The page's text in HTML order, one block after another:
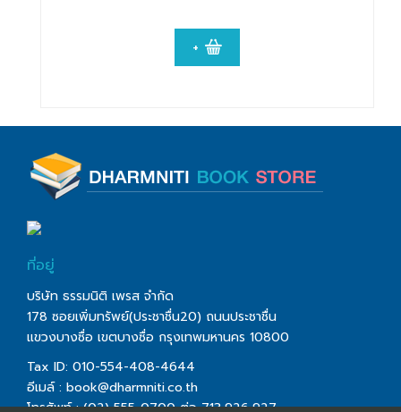
+
ที่อยู่
บริษัท ธรรมนิติ เพรส จำกัด
178 ซอยเพิ่มทรัพย์(ประชาชื่น20) ถนนประชาชื่น
แขวงบางซื่อ เขตบางซื่อ กรุงเทพมหานคร 10800
Tax ID: 010-554-408-4644
อีเมล์ : book@dharmniti.co.th
โทรศัพท์ : (02) 555-0700 ต่อ 713,926,927